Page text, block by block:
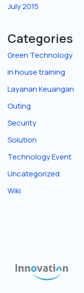
July 2015
Categories
Green Technology
in house training
Layanan Keuangan
Outing
Security
Solution
Technology Event
Uncategorized
Wiki